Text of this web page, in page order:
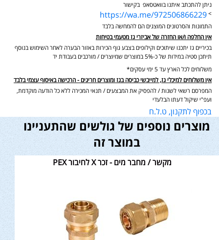
ניתן להתכתב איתנו בוואטסאפ בקישור
>
https://wa.me/972506866229
התמונות והסרטונים המוצגים הם להמחשה בלבד
אין החלפה ו/או החזרה של אביזרי גז מטעמי בטיחות
בכיריים גז יתכנו שיתוכים וקילופים בצבע גוף הכירות באזור הבערה לאחר השימוש בנוסף
תיתכן סטיה במידות של כ-5% במוצרים שמיוצרים / מורכבים בעבודת יד
משלוחים לכל הארץ עד 5 ימי עסקים*
אין משלוחים למיכלי גז, למייבשי כביסה בגז ומוצרים חריגים - הרכישה באיסוף עצמי בלבד
המפרסם רשאי לשנות / להפסיק את המבצעים / תנאי המכירה ללא כל הודעה מוקדמת,
ועפ"י שיקול דעתו הבלעדי
בכפוף לתקנון, ט.ל.ח
מוצרים נוספים של גולשים שהתעניינו
במוצר זה
מקשר / מחבר מים - זכר X לחיבור PEX